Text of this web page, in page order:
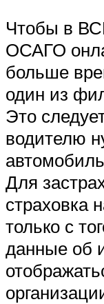
Чтобы в
ОСАГО
больше
один из
Это
водителю
Для
страховка
только с
данные об